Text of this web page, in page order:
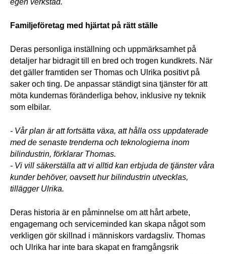
egen verkstad.
Familjeföretag med hjärtat på rätt ställe
Deras personliga inställning och uppmärksamhet på
detaljer har bidragit till en bred och trogen kundkrets. När
det gäller framtiden ser Thomas och Ulrika positivt på
saker och ting. De anpassar ständigt sina tjänster för att
möta kundernas föränderliga behov, inklusive ny teknik
som elbilar.
- Vår plan är att fortsätta växa, att hålla oss uppdaterade
med de senaste trenderna och teknologierna inom
bilindustrin, förklarar Thomas.
- Vi vill säkerställa att vi alltid kan erbjuda de tjänster våra
kunder behöver, oavsett hur bilindustrin utvecklas,
tillägger Ulrika.
Deras historia är en påminnelse om att hårt arbete,
engagemang och serviceminded kan skapa något som
verkligen gör skillnad i människors vardagsliv. Thomas
och Ulrika har inte bara skapat en framgångsrik